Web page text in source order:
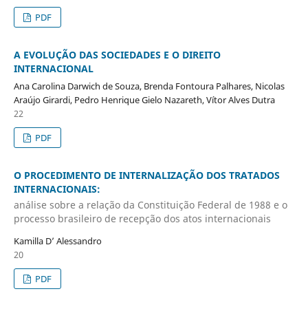
PDF
A EVOLUÇÃO DAS SOCIEDADES E O DIREITO
INTERNACIONAL
Ana Carolina Darwich de Souza, Brenda Fontoura Palhares, Nicolas
Araújo Girardi, Pedro Henrique Gielo Nazareth, Vítor Alves Dutra
22
PDF
O PROCEDIMENTO DE INTERNALIZAÇÃO DOS TRATADOS
INTERNACIONAIS:
análise sobre a relação da Constituição Federal de 1988 e o
processo brasileiro de recepção dos atos internacionais
Kamilla D’ Alessandro
20
PDF